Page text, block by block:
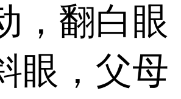
，翻白眼
眼，父母